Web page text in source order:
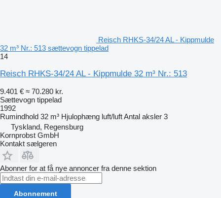
Reisch RHKS-34/24 AL - Kippmulde
32 m³ Nr.: 513 sættevogn tippelad
14
Reisch RHKS-34/24 AL - Kippmulde 32 m³ Nr.: 513
9.401 € ≈ 70.280 kr.
Sættevogn tippelad
1992
Rumindhold 32 m³ Hjulophæng luft/luftAntal aksler 3
Tyskland, Regensburg
Kornprobst GmbH
Kontakt sælgeren
Abonner for at få nye annoncer fra denne sektion
Abonnement